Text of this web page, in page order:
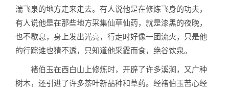
湍飞泉的地方走来走去。有人说他是在修炼飞身的功夫，
有人说他是在那些地方采集仙草仙药，就是漆黑的夜晚，
也不歇息，身上发出光亮，行走时好像一团流火，只是他
的行踪谁也猜不透，只知道他采霞而食，绝谷饮泉。
褚伯玉在西白山上修炼时，开辟了许多溪涧，又广种
树木，还引进了许多茶叶新品种和草药。经褚伯玉苦心经